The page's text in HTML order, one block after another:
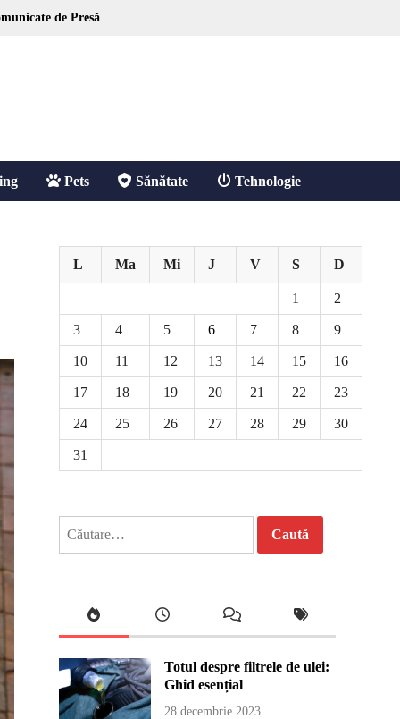
de Presă
Pets Sănătate Tehnologie
L Ma Mi J V S D
1 2
3 4 5 6 7 8 9
10 11 12 13 14 15 16
17 18 19 20 21 22 23
24 25 26 27 28 29 30
31
Totul despre filtrele de ulei:
Ghid esențial
28 decembrie 2023